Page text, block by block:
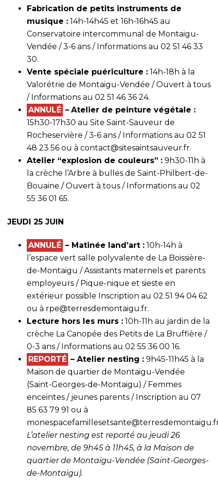
Fabrication de petits instruments de
musique : 14h-14h45 et 16h-16h45 au
Conservatoire intercommunal de Montaigu-
Vendée / 3-6 ans / Informations au 02 51 46 33
30.
Vente spéciale puériculture : 14h-18h à la
Valorétrie de Montaigu-Vendée / Ouvert à tous
/ Informations au 02 51 46 36 24.
ANNULÉ – Atelier de peinture végétale :
15h30-17h30 au Site Saint-Sauveur de
Rocheservière / 3-6 ans / Informations au 02 51
48 23 56 ou à contact@sitesaintsauveur.fr.
Atelier “explosion de couleurs” : 9h30-11h à
la crèche l’Arbre à bulles de Saint-Philbert-de-
Bouaine / Ouvert à tous / Informations au 02
55 36 01 65.
JEUDI 25 JUIN
ANNULÉ – Matinée land’art : 10h-14h à
l’espace vert salle polyvalente de La Boissière-
de-Montaigu / Assistants maternels et parents
employeurs / Pique-nique et sieste en
extérieur possible Inscription au 02 51 94 04 62
ou à rpe@terresdemontaigu.fr.
Lecture hors les murs : 10h-11h au jardin de la
crèche La Canopée des Petits de La Bruffière /
0-3 ans / Informations au 02 55 36 00 16.
REPORTÉ – Atelier nesting : 9h45-11h45 à la
Maison de quartier de Montaigu-Vendée
(Saint-Georges-de-Montaigu) / Femmes
enceintes / jeunes parents / Inscription au 07
85 63 79 91 ou à
L’atelier nesting est reporté au jeudi 26
novembre, de 9h45 à 11h45, à la Maison de
quartier de Montaigu-Vendée (Saint-Georges-
de-Montaigu).